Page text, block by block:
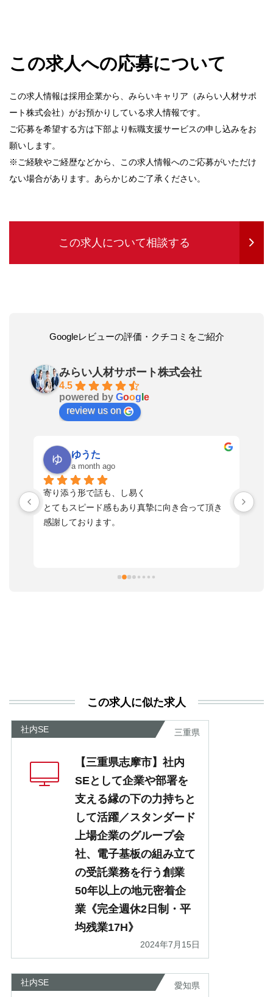
この求人への応募について
この求人情報は採用企業から、みらいキャリア（みらい人材サポ
ート株式会社）がお預かりしている求人情報です。
ご応募を希望する方は下部より転職支援サービスの申し込みをお
願いします。
※ご経験やご経歴などから、この求人情報へのご応募がいただけ
ない場合があります。あらかじめご了承ください。
この求人について相談する
Googleレビューの評価・クチコミをご紹介
みらい人材サポート株式会社
4.5
powered by Goog e
review us on
ゆうた
a month ago
寄り添う形で話も、し易く
とてもスピード感もあり真摯に向き合って頂き
感謝しております。
この求人に似た求人
社内SE 三重県
【三重県志摩市】社内
SEとして企業や部署を
支える縁の下の力持ちと
して活躍／スタンダード
上場企業のグループ会
社、電子基板の組み立て
の受託業務を行う創業
50年以上の地元密着企
業《完全週休2日制・平
均残業17H》
2024年7月15日
社内SE 愛知県